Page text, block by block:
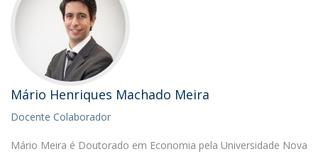
Mário Henriques Machado Meira
Docente Colaborador
Mário Meira é Doutorado em Economia pela Universidade Nova